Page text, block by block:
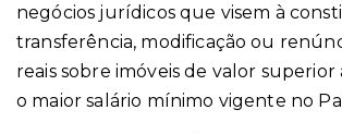
negócios jurídicos que visem à
transferência, modificação ou
reais sobre imóveis de valor
o maior salário mínimo vigente no